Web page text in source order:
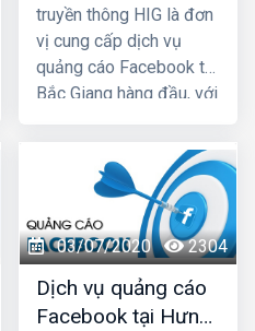
truyền thông HIG là đơn
vị cung cấp dịch vụ
quảng cáo Facebook tại
Bắc Giang hàng đầu, với
chạy quảng cáo cho
hàng trăm khách hàng
lớn nhỏ ở Hà Nội và các
tỉnh Miền Bắc, chúng tôi
chắc chắn sẽ giúp quý
khách phát triển kinh
doanh nhanh chóng.
03/07/2020 2304
Dịch vụ quảng cáo
Facebook tại Hưng